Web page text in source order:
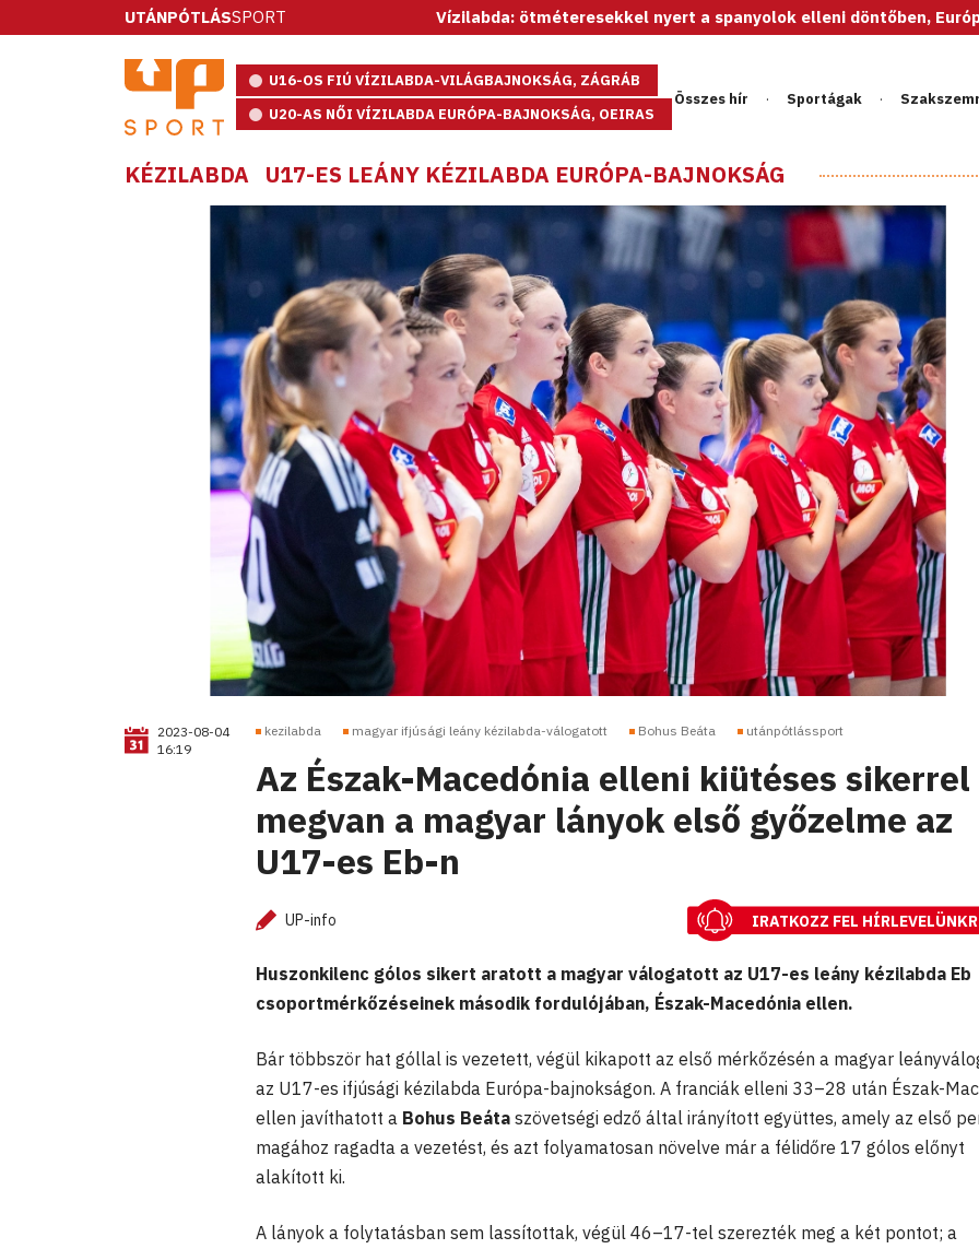
UTÁNPÓTLÁSSPORT Vízilabda: ötméteresekkel nyert a spanyolok elleni döntőben, Európa-bajnok
U16-OS FIÚ VÍZILABDA-VILÁGBAJNOKSÁG, ZÁGRÁB
U20-AS NŐI VÍZILABDA EURÓPA-BAJNOKSÁG, OEIRAS
Összes hír Sportágak
KÉZILABDA U17-ES LEÁNY KÉZILABDA EURÓPA-BAJNOKSÁG
2023-08-04
16:19
kezilabda magyar ifjúsági leány kézilabda-válogatott Bohus Beáta utánpótlássport
Az Észak-Macedónia elleni kiütéses sikerrel
megvan a magyar lányok első győzelme az
U17-es Eb-n
UP-info IRATKOZZ FEL
Huszonkilenc gólos sikert aratott a magyar válogatott az U17-es leány kézilabda Eb
csoportmérkőzéseinek második fordulójában, Észak-Macedónia ellen.
Bár többször hat góllal is vezetett, végül kikapott az első mérkőzésén a magyar
az U17-es ifjúsági kézilabda Európa-bajnokságon. A franciák elleni 33–28 után Észak-
ellen javíthatott a Bohus Beáta szövetségi edző által irányított együttes, amely az első
magához ragadta a vezetést, és azt folyamatosan növelve már a félidőre 17 gólos előnyt
alakított ki.
A lányok a folytatásban sem lassítottak, végül 46–17-tel szerezték meg a két pontot; a